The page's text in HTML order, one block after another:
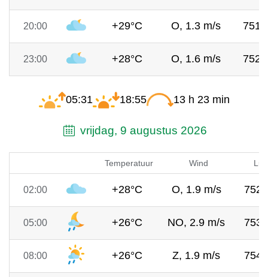
20:00 +29°C O, 1.3 m/s 751
23:00 +28°C O, 1.6 m/s 752
05:31 18:55 13 h 23 min
vrijdag, 9 augustus 2026
Temperatuur Wind
02:00 +28°C O, 1.9 m/s 752
05:00 +26°C NO, 2.9 m/s 753
08:00 +26°C Z, 1.9 m/s 754